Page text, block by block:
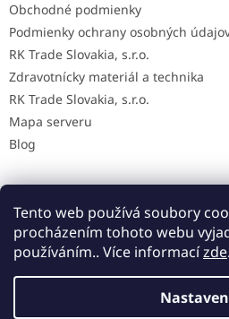
Tento web používá soubory
procházením tohoto webu
používáním.. Více informacízde.
Obchodné podmienky
Podmienky ochrany osobných
RK Trade Slovakia, s.r.o.
Zdravotnícky materiál a technika
RK Trade Slovakia, s.r.o.
Mapa serveru
Blog
Mapa AED na
Vytvoril